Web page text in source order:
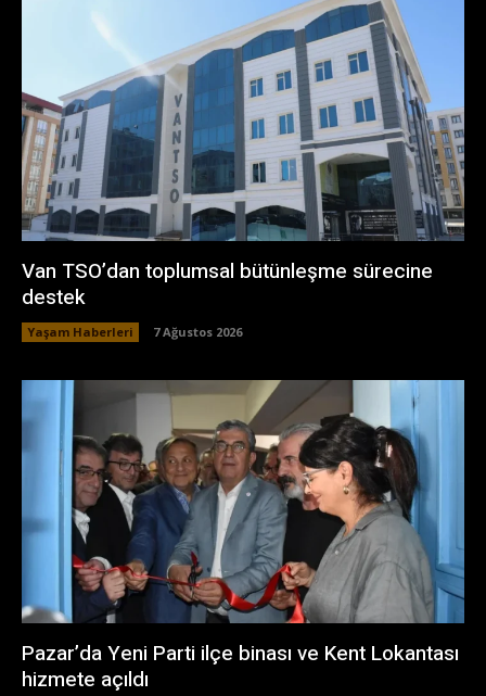
Van TSO’dan toplumsal bütünleşme sürecine
destek
Yaşam Haberleri 7 Ağustos 2026
Pazar’da Yeni Parti ilçe binası ve Kent Lokantası
hizmete açıldı